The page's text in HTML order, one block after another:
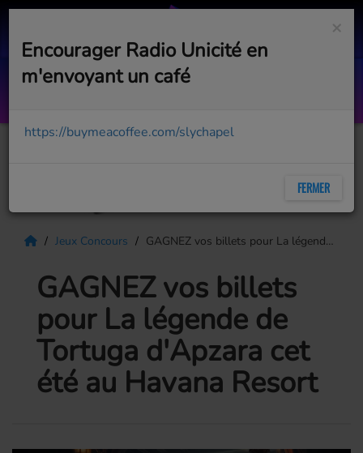
Rock the Boat
Jeux Concours GAGNEZ vos billets pour La légende de Tortuga d'Apzara cet été au Havana Resort
GAGNEZ vos billets
pour La légende de
Tortuga d'Apzara cet
été au Havana Resort
×
Encourager Radio Unicité en
m'envoyant un café
https://buymeacoffee.com/slychapel
FERMER